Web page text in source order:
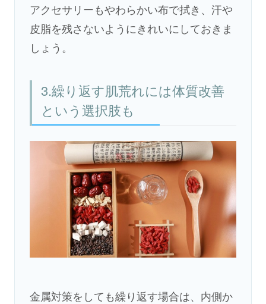
アクセサリーもやわらかい布で拭き、汗や
皮脂を残さないようにきれいにしておきま
しょう。
3.繰り返す肌荒れには体質改善
という選択肢も
金属対策をしても繰り返す場合は、内側か